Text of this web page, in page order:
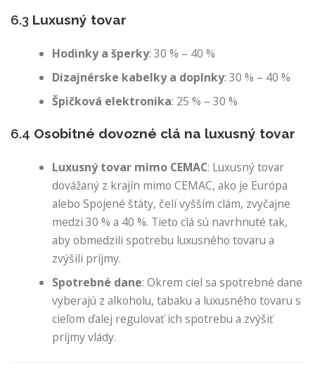
6.3 Luxusný tovar
Hodinky a šperky: 30 % – 40 %
Dizajnérske kabelky a doplnky: 30 % – 40 %
Špičková elektronika: 25 % – 30 %
6.4 Osobitné dovozné clá na luxusný tovar
Luxusný tovar mimo CEMAC: Luxusný tovar
dovážaný z krajín mimo CEMAC, ako je Európa
alebo Spojené štáty, čelí vyšším clám, zvyčajne
medzi 30 % a 40 %. Tieto clá sú navrhnuté tak,
aby obmedzili spotrebu luxusného tovaru a
zvýšili príjmy.
Spotrebné dane: Okrem ciel sa spotrebné dane
vyberajú z alkoholu, tabaku a luxusného tovaru s
cieľom ďalej regulovať ich spotrebu a zvýšiť
príjmy vlády.